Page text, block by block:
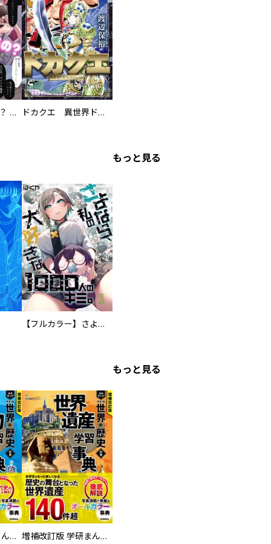
え、ここでするの？ アイドルのファンが知らない日常 ドカクエ 異世界ドカコッククエスト
もっと見る
【フルカラー】さよなら、私の大好きな１０００人のキミ。
もっと見る
増補改訂版 学研まんが NEW世界の歴史 別巻 人物学習事典 増補改訂版 学研まんが NEW世界の歴史 別巻 世界遺産学習事典